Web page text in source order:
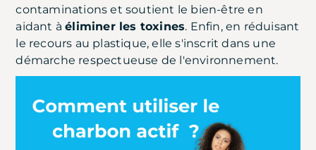
contaminations et soutient le bien-être en
aidant àéliminer les toxines. Enfin, en réduisant
le recours au plastique, elle s'inscrit dans une
démarche respectueuse de l'environnement.